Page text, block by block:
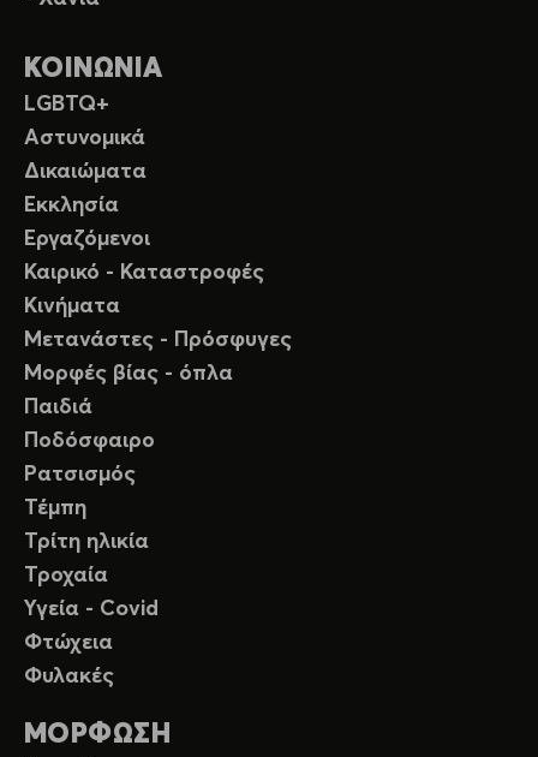
ΚΟΙΝΩΝΙΑ
LGBTQ+
Αστυνομικά
Δικαιώματα
Εκκλησία
Εργαζόμενοι
Καιρικό - Καταστροφές
Κινήματα
Μετανάστες - Πρόσφυγες
Μορφές βίας - όπλα
Παιδιά
Ποδόσφαιρο
Ρατσισμός
Τέμπη
Τρίτη ηλικία
Τροχαία
Υγεία - Covid
Φτώχεια
Φυλακές
ΜΟΡΦΩΣΗ